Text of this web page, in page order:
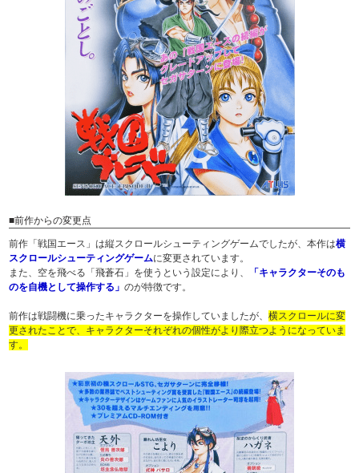
■前作からの変更点
前作「戦国エース」は縦スクロールシューティングゲームでしたが、本作は横
スクロールシューティングゲームに変更されています。
また、空を飛べる「飛蒼石」を使うという設定により、
「キャラクターそのも
のを自機として操作する」のが特徴です。
前作は戦闘機に乗ったキャラクターを操作していましたが、横スクロールに変
更されたことで、キャラクターそれぞれの個性がより際立つようになっていま
す。